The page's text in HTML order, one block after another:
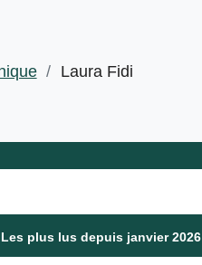
/ Laura Fidi
Les plus lus depuis janvier 2026